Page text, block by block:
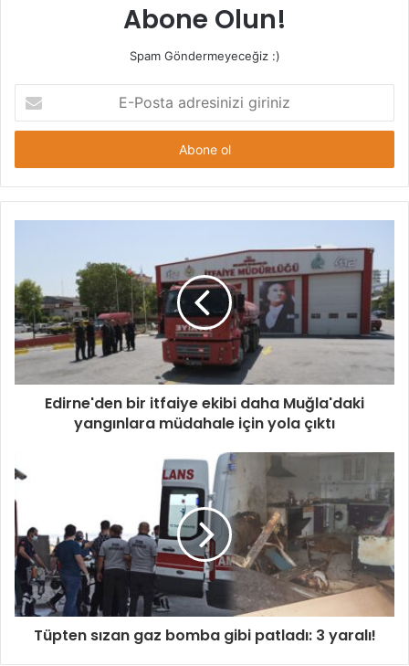
Abone Olun!
Spam Göndermeyeceğiz :)
Posta
adresinizi
Edirne'den bir itfaiye ekibi daha Muğla'daki
yangınlara müdahale için yola çıktı
Tüpten sızan gaz bomba gibi patladı: 3 yaralı!